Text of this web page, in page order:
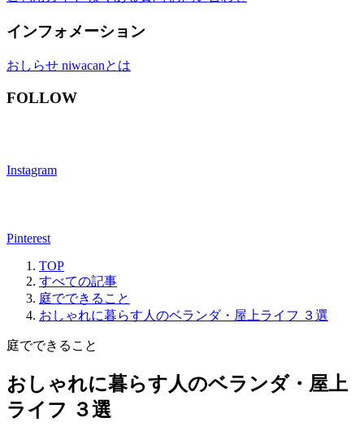
インフォメーション
おしらせ niwacanとは
FOLLOW
Instagram
Pinterest
TOP
すべての記事
庭でできること
おしゃれに暮らす人のベランダ・屋上ライフ ３選
庭でできること
おしゃれに暮らす人のベランダ・屋上
ライフ ３選